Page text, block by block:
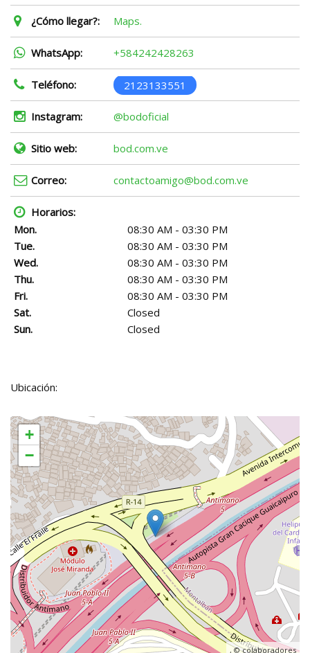
¿Cómo llegar?: Maps.
WhatsApp: +584242428263
Teléfono: 2123133551
Instagram: @bodoficial
Sitio web: bod.com.ve
Correo: contactoamigo@bod.com.ve
Horarios:
Mon.
08:30 AM - 03:30 PM
Tue.
08:30 AM - 03:30 PM
Wed.
08:30 AM - 03:30 PM
Thu.
08:30 AM - 03:30 PM
Fri.
08:30 AM - 03:30 PM
Sat.
Closed
Sun.
Closed
Ubicación:
+
−
, ©colaboradores